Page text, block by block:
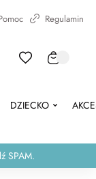
Regulamin
DZIECKO
SPAM.